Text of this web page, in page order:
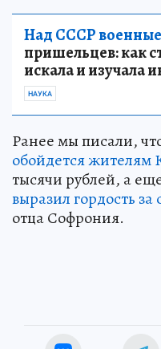
Над СССР военные
пришельцев: как
искала и изучала
НАУКА
Ранее мы писали,
обойдется жителям
тысячи рублей, а
выразил гордость
отца Софрония.